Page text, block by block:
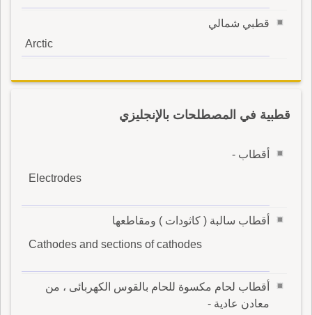
قطبي شمالي
Arctic
قطبية في المصطلحات بالإنجليزي
أقطاب -
Electrodes
أقطاب سالبة ( كاثودات ) ومقاطعها
Cathodes and sections of cathodes
أقطاب لحام مكسوة للحام بالقوس الكهربائى ، من
معادن عادية -